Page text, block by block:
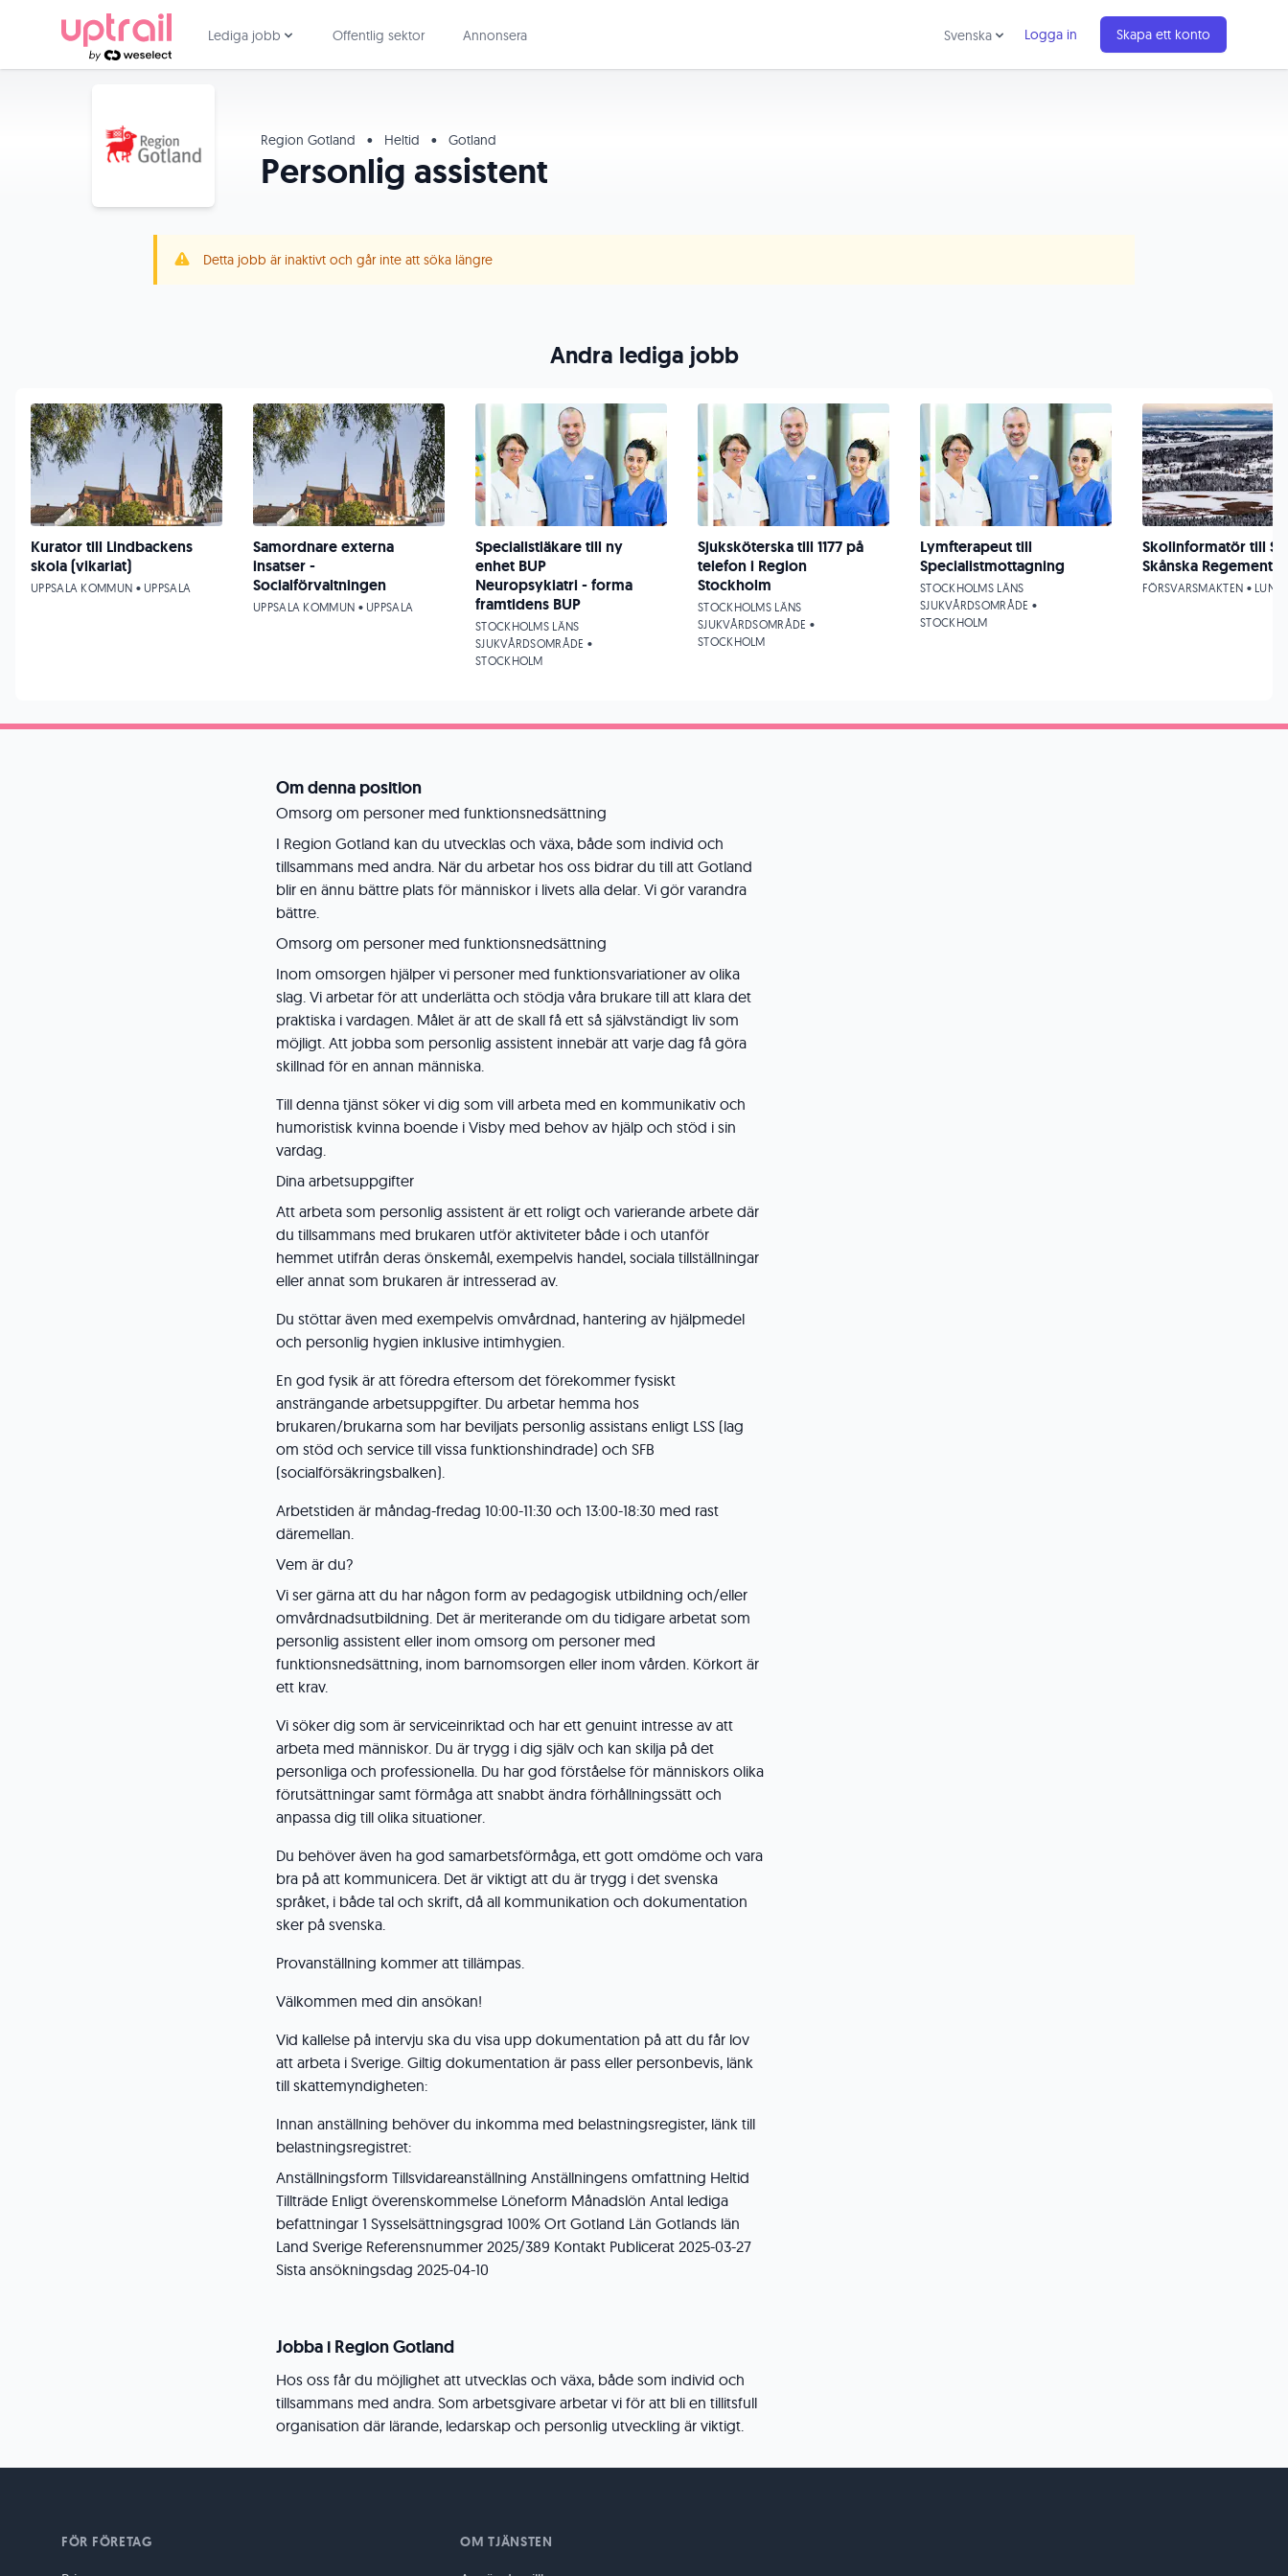
Lediga jobb Offentlig sektor Annonsera Svenska Logga in Skapa ett konto
Region Gotland • Heltid • Gotland
Personlig assistent
Detta jobb är inaktivt och går inte att söka längre
Om denna position
Omsorg om personer med funktionsnedsättning
I Region Gotland kan du utvecklas och växa, både som individ och
tillsammans med andra. När du arbetar hos oss bidrar du till att Gotland
blir en ännu bättre plats för människor i livets alla delar. Vi gör varandra
bättre.
Omsorg om personer med funktionsnedsättning
Inom omsorgen hjälper vi personer med funktionsvariationer av olika
slag. Vi arbetar för att underlätta och stödja våra brukare till att klara det
praktiska i vardagen. Målet är att de skall få ett så självständigt liv som
möjligt. Att jobba som personlig assistent innebär att varje dag få göra
skillnad för en annan människa.
Till denna tjänst söker vi dig som vill arbeta med en kommunikativ och
humoristisk kvinna boende i Visby med behov av hjälp och stöd i sin
vardag.
Dina arbetsuppgifter
Att arbeta som personlig assistent är ett roligt och varierande arbete där
du tillsammans med brukaren utför aktiviteter både i och utanför
hemmet utifrån deras önskemål, exempelvis handel, sociala tillställningar
eller annat som brukaren är intresserad av.
Du stöttar även med exempelvis omvårdnad, hantering av hjälpmedel
och personlig hygien inklusive intimhygien.
En god fysik är att föredra eftersom det förekommer fysiskt
ansträngande arbetsuppgifter. Du arbetar hemma hos
brukaren/brukarna som har beviljats personlig assistans enligt LSS (lag
om stöd och service till vissa funktionshindrade) och SFB
(socialförsäkringsbalken).
Arbetstiden är måndag-fredag 10:00-11:30 och 13:00-18:30 med rast
däremellan.
Vem är du?
Vi ser gärna att du har någon form av pedagogisk utbildning och/eller
omvårdnadsutbildning. Det är meriterande om du tidigare arbetat som
personlig assistent eller inom omsorg om personer med
funktionsnedsättning, inom barnomsorgen eller inom vården. Körkort är
ett krav.
Vi söker dig som är serviceinriktad och har ett genuint intresse av att
arbeta med människor. Du är trygg i dig själv och kan skilja på det
personliga och professionella. Du har god förståelse för människors olika
förutsättningar samt förmåga att snabbt ändra förhållningssätt och
anpassa dig till olika situationer.
Du behöver även ha god samarbetsförmåga, ett gott omdöme och vara
bra på att kommunicera. Det är viktigt att du är trygg i det svenska
språket, i både tal och skrift, då all kommunikation och dokumentation
sker på svenska.
Provanställning kommer att tillämpas.
Välkommen med din ansökan!
Vid kallelse på intervju ska du visa upp dokumentation på att du får lov
att arbeta i Sverige. Giltig dokumentation är pass eller personbevis, länk
till skattemyndigheten:
Innan anställning behöver du inkomma med belastningsregister, länk till
belastningsregistret:
Anställningsform Tillsvidareanställning Anställningens omfattning Heltid
Tillträde Enligt överenskommelse Löneform Månadslön Antal lediga
befattningar 1 Sysselsättningsgrad 100% Ort Gotland Län Gotlands län
Land Sverige Referensnummer 2025/389 Kontakt Publicerat 2025-03-27
Sista ansökningsdag 2025-04-10
Jobba i Region Gotland
Hos oss får du möjlighet att utvecklas och växa, både som individ och
tillsammans med andra. Som arbetsgivare arbetar vi för att bli en tillitsfull
organisation där lärande, ledarskap och personlig utveckling är viktigt.
Andra lediga jobb
Kurator till Lindbackens
skola (vikariat)
UPPSALA KOMMUN • UPPSALA
Samordnare externa
insatser -
Socialförvaltningen
UPPSALA KOMMUN • UPPSALA
Specialistläkare till ny
enhet BUP
Neuropsykiatri - forma
framtidens BUP
STOCKHOLMS LÄNS
SJUKVÅRDSOMRÅDE •
STOCKHOLM
Sjuksköterska till 1177 på
telefon i Region
Stockholm
STOCKHOLMS LÄNS
SJUKVÅRDSOMRÅDE •
STOCKHOLM
Lymfterapeut till
Specialistmottagning
STOCKHOLMS LÄNS
SJUKVÅRDSOMRÅDE •
STOCKHOLM
Skolinformatör till
Skånska Regementet
FÖRSVARSMAKTEN • LUND
FÖR FÖRETAG OM TJÄNSTEN